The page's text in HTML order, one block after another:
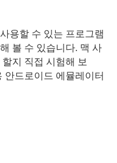
용할 수 있는 프로그램
볼 수 있습니다. 맥 사
지 직접 시험해 보
안드로이드 에뮬레이터